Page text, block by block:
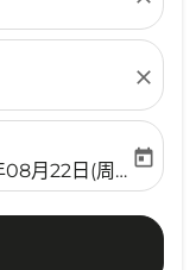
close
labelreturn-date-
月22日(周六)
today